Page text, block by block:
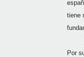
tiene
Por